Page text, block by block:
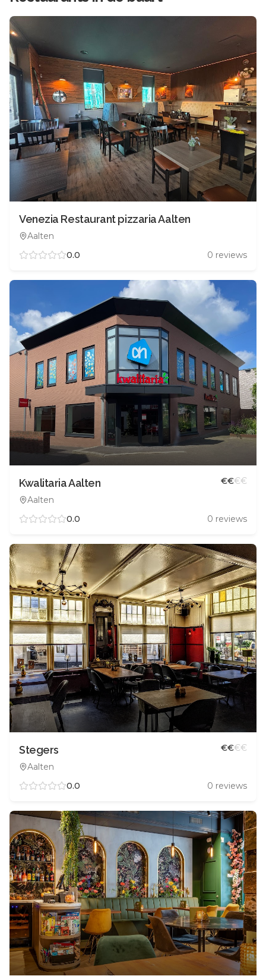
Venezia Restaurant pizzaria Aalten
Aalten
0.0
0 reviews
Kwalitaria Aalten
Aalten
€€€€
0.0 0 reviews
Stegers
Aalten
€€€€
0.0 0 reviews